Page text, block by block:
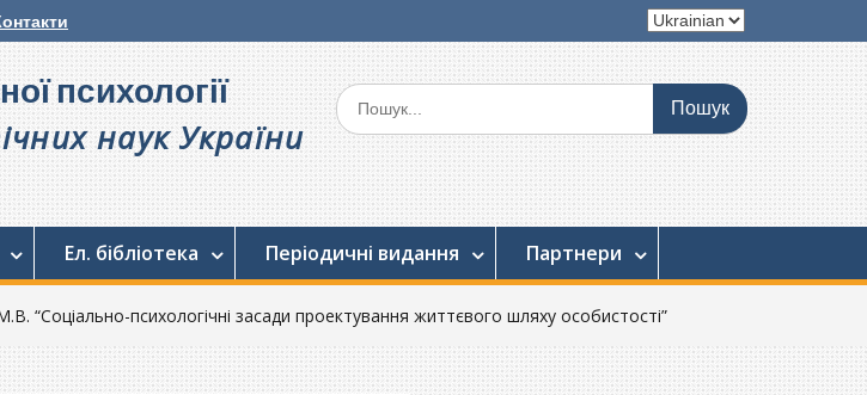
Вибрати
мову
психології
наук України
Шукати:
Ел. бібліотека Періодичні видання Партнери
“Соціально-психологічні засади проектування життєвого шляху особистості”